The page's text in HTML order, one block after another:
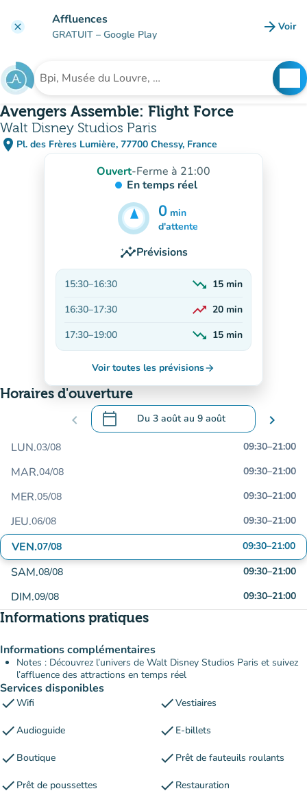
clear Affluences
GRATUIT – Google Play arrow_forward Voir
Rechercher un établissement
Avengers Assemble: Flight Force
Walt Disney Studios Paris
place Pl. des Frères Lumière, 77700 Chessy, France
(ouvrir dans Google Maps)
(nouvel onglet)
Ouvert-Ferme à 21:00
En temps réel
0 min
25min
d'attente
insightsPrévisions
15:30–16:30 trending_down 15 min
16:30–17:30 trending_up 20 min
17:30–19:00 trending_down
En baisse
15 min
Voir toutes les prévisionsarrow_forward
Horaires d'ouverture
chevron_left calendar_today Du 3 aoûtau 9 août
.Ouvrir le calendrier pour changer de
chevron_right
LUN.03/08 09:30–21:00
MAR.04/08 09:30–21:00
MER.05/08 09:30–21:00
JEU.06/08 09:30–21:00
VEN.07/08 09:30–21:00
SAM.08/08 09:30–21:00
DIM.09/08 09:30–21:00
Informations pratiques
Informations complémentaires
Notes : Découvrez l’univers de Walt Disney Studios Paris et suivez
l’affluence des attractions en temps réel
Services disponibles
checkWifi checkVestiaires
checkAudioguide check E-billets
check Boutique check Prêt de fauteuils roulants
check Prêt de poussettes check Restauration